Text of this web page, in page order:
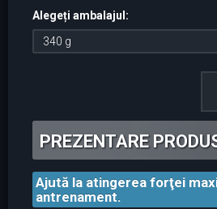
Alegeți ambalajul:
PREZENTARE
Ajută la atingerea forţei
antrenament.